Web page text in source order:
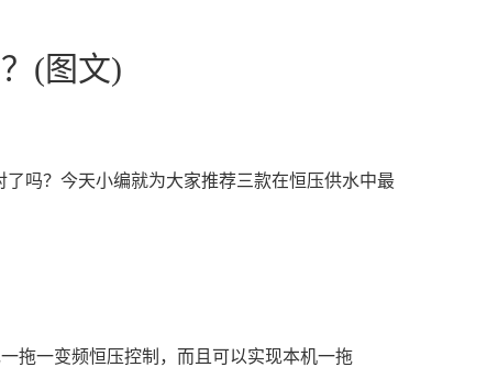
(图文)
吗？今天小编就为大家推荐三款在恒压供水中最
拖一变频恒压控制，而且可以实现本机一拖